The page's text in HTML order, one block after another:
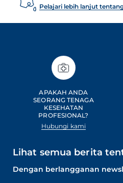
Pelajari lebih lanjut
APAKAH ANDA
SEORANG TENAGA
KESEHATAN
PROFESIONAL?
Hubungi kami
Lihat semua berita
Dengan berlangganan